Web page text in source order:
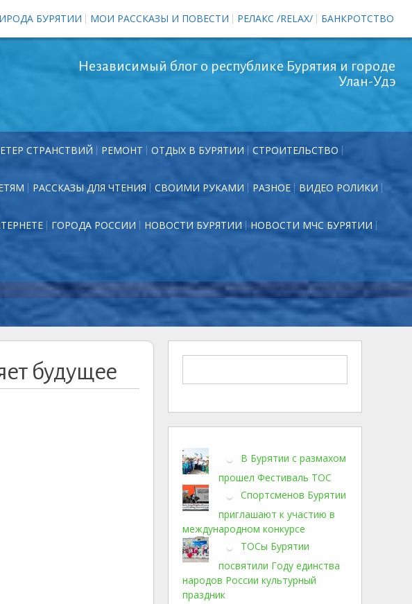
БУРЯТИИ МОИ РАССКАЗЫ И ПОВЕСТИ РЕЛАКС /RELAX/ БАНКРОТСТВО
Независимый блог о республике Бурятия и городе
Улан-Удэ
СТРАНСТВИЙ РЕМОНТ ОТДЫХ В БУРЯТИИ СТРОИТЕЛЬСТВО
РАССКАЗЫ ДЛЯ ЧТЕНИЯ СВОИМИ РУКАМИ РАЗНОЕ ВИДЕО РОЛИКИ
ГОРОДА РОССИИ НОВОСТИ БУРЯТИИ НОВОСТИ МЧС БУРЯТИИ
будущее
В Бурятии с размахом
прошел Фестиваль ТОС
Спортсменов Бурятии
приглашают к участию в
международном конкурсе
ТОСы Бурятии
посвятили Году единства
народов России культурный
праздник